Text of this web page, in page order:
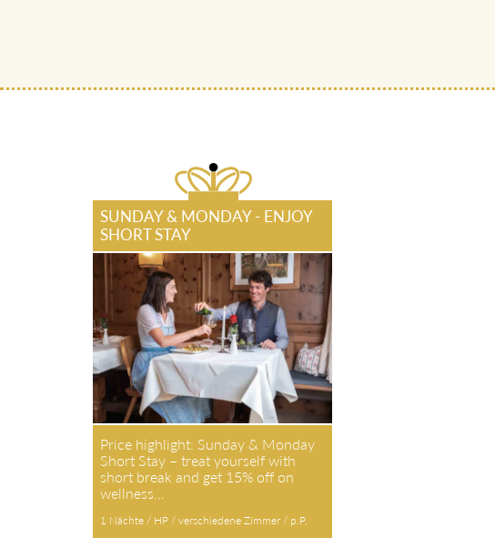
SUNDAY & MONDAY - ENJOY
SHORT STAY
Price highlight: Sunday & Monday
Short Stay – treat yourself with
short break and get 15% off on
wellness…
1 Nächte / HP / verschiedene Zimmer / p.P.